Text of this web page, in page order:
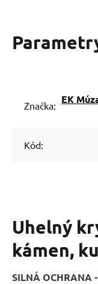
Značka: EK Múza – Uhlí /
Kód:
Uhelný
kámen,
SILNÁ OCHRANA